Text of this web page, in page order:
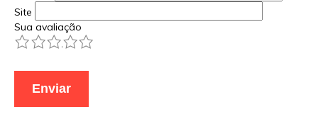
Site
Sua avaliação
5
4
3
2